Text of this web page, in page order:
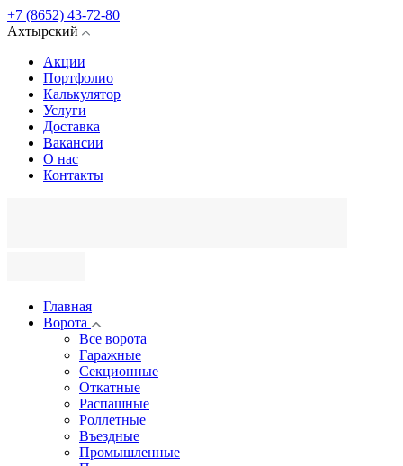
+7 (8652) 43-72-80
Ахтырский
Акции
Портфолио
Калькулятор
Услуги
Доставка
Вакансии
О нас
Контакты
Главная
Ворота
Все ворота
Гаражные
Секционные
Откатные
Распашные
Роллетные
Въездные
Промышленные